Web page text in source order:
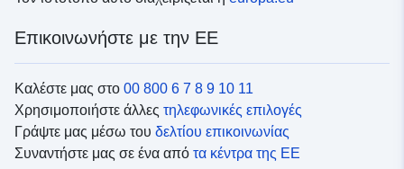
Επικοινωνήστε με την ΕΕ
Καλέστε μας στο 00 800 6 7 8 9 10 11
Χρησιμοποιήστε άλλες τηλεφωνικές επιλογές
Γράψτε μας μέσω του δελτίου επικοινωνίας
Συναντήστε μας σε ένα από τα κέντρα της ΕΕ